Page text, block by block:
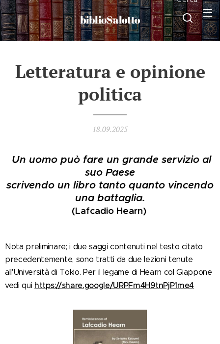
biblioSalotto
Letteratura e opinione
politica
18.09.2025
Un uomo può fare un grande servizio al
suo Paese
scrivendo un libro tanto quanto vincendo
una battaglia.
(Lafcadio Hearn)
Nota preliminare; i due saggi contenuti nel testo citato
precedentemente, sono tratti da due lezioni tenute
all'Università di Tokio. Per il legame di Hearn col Giappone
vedi qui https://share.google/URPFm4H9tnPjP1me4